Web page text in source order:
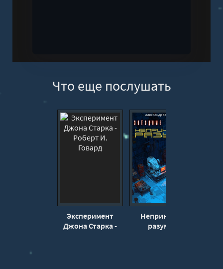
Что еще послушать
Эксперимент
Джона Старка -
Непринятие
разума -